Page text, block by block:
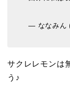
— ななみん
サクレレモンは
う♪